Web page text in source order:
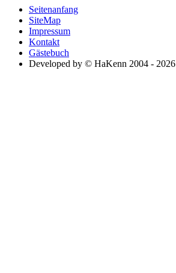
Seitenanfang
SiteMap
Impressum
Kontakt
Gästebuch
Developed by © HaKenn 2004 - 2026